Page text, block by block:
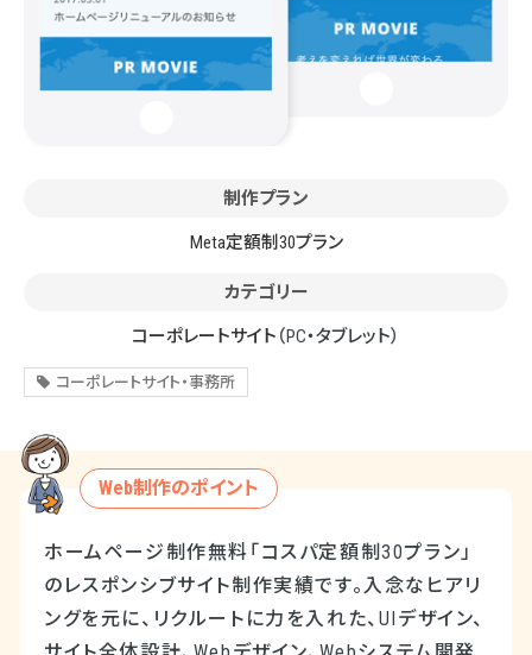
制作プラン
Meta定額制30プラン
カテゴリー
コーポレートサイト （PC・タブレット）
コーポレートサイト・事務所
Web制作のポイント
ホームページ制作無料「コスパ定額制30プラン」
のレスポンシブサイト制作実績です。入念なヒアリ
ングを元に、リクルートに力を入れた、UIデザイン、